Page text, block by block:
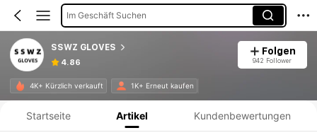
Im Geschäft Suchen
SSWZ GLOVES
4.86
Folgen
942 Follower
4K+ Kürzlich verkauft 1K+ Erneut kaufen
Produktinformation: Preisangabe, Verkaufs- und Lagerbestandsdetails.
Startseite Artikel Kundenbewertungen